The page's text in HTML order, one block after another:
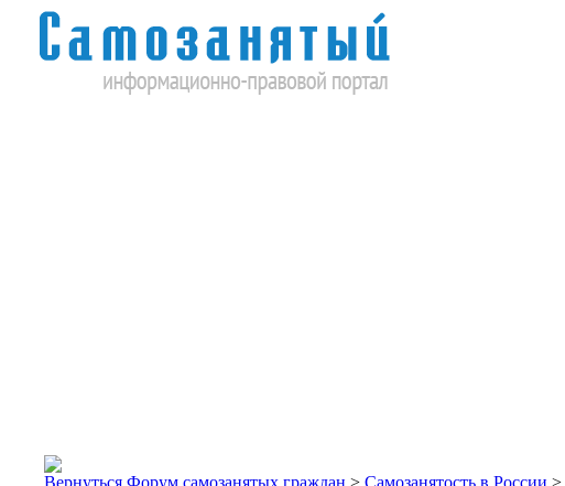
Форум самозанятых граждан > Самозанятость в России >